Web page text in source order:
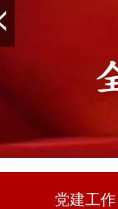
党建工作